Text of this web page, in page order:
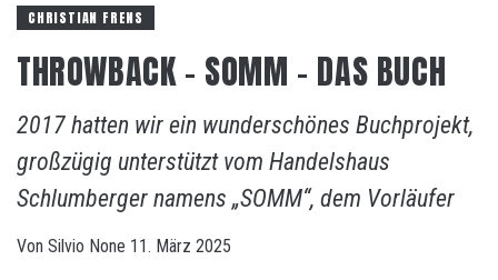
CHRISTIAN FRENS
THROWBACK – SOMM – DAS BUCH
2017 hatten wir ein wunderschönes Buchprojekt,
großzügig unterstützt vom Handelshaus
Schlumberger namens „SOMM“, dem Vorläufer
Von Silvio None 11. März 2025